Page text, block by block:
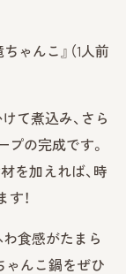
ゃんこ』（1人前
て煮込み、さら
の完成です。
を加えれば、時
！
食感がたまら
ゃんこ鍋をぜひ